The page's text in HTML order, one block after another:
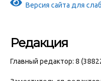
Версия сайта для
Редакция
Главный редактор: 8